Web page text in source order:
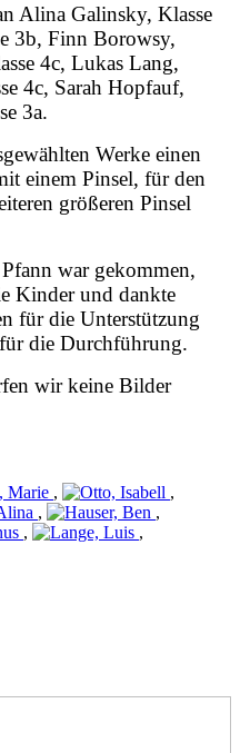
Alina Galinsky, Klasse
3b, Finn Borowsy,
4c, Lukas Lang,
4c, Sarah Hopfauf,
3a.
Werke einen
einem Pinsel, für den
größeren Pinsel
war gekommen,
Kinder und dankte
für die Unterstützung
die Durchführung.
wir keine Bilder
,
,
,
,
, ,